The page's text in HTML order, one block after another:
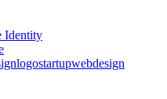
Identity
logostartupwebdesign